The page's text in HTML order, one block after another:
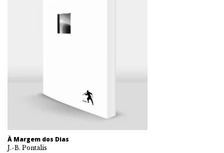
À Margem dos Dias
J.-B. Pontalis